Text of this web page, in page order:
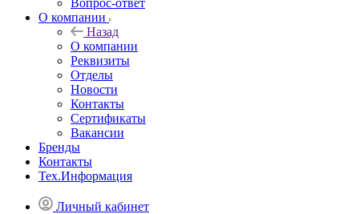
Вопрос-ответ
О компании
Назад
О компании
Реквизиты
Отделы
Новости
Контакты
Сертификаты
Вакансии
Бренды
Контакты
Тех.Информация
Личный кабинет